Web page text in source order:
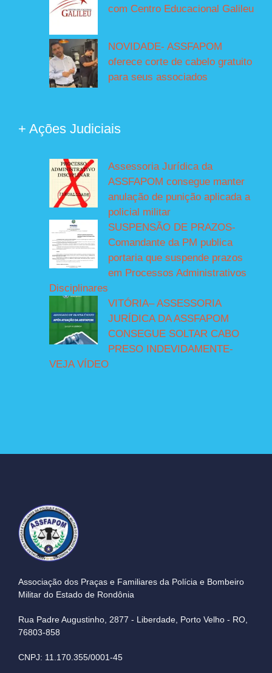
com Centro Educacional Galileu
NOVIDADE- ASSFAPOM
oferece corte de cabelo gratuito
para seus associados
+ Ações Judiciais
Assessoria Jurídica da
ASSFAPOM consegue manter
anulação de punição aplicada a
policial militar
SUSPENSÃO DE PRAZOS-
Comandante da PM publica
portaria que suspende prazos
em Processos Administrativos
Disciplinares
VITÓRIA– ASSESSORIA
JURÍDICA DA ASSFAPOM
CONSEGUE SOLTAR CABO
PRESO INDEVIDAMENTE-
VEJA VÍDEO
Associação dos Praças e Familiares da Polícia e Bombeiro
Militar do Estado de Rondônia
Rua Padre Augustinho, 2877 - Liberdade, Porto Velho - RO,
76803-858
CNPJ: 11.170.355/0001-45